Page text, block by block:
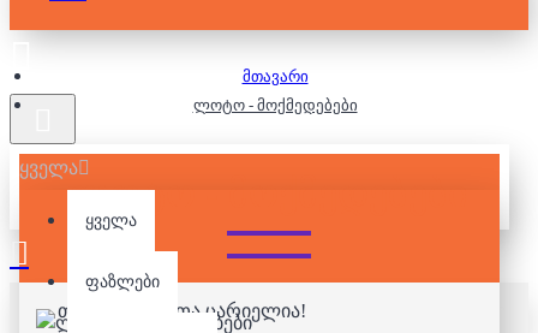
ყველა
ყველა
ფაზლები
თქვენი კალათა ცარიელია!
მთავარი
ლოტო - მოქმედებები
ᲚᲝᲢᲝ - ᲛᲝᲥᲛᲔᲓᲔᲑᲔᲑᲘ